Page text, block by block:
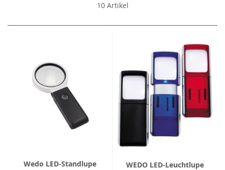
10Artikel
Wedo LED-Standlupe
WEDO LED-Leuchtlupe